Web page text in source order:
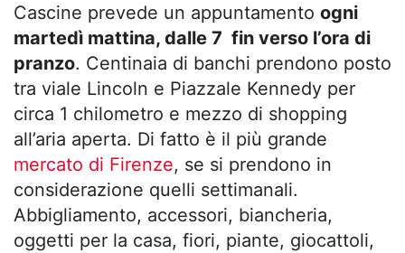
Cascine prevede un appuntamento ogni
martedì mattina, dalle 7 fin verso l’ora di
pranzo. Centinaia di banchi prendono posto
tra viale Lincoln e Piazzale Kennedy per
circa 1 chilometro e mezzo di shopping
all’aria aperta. Di fatto è il più grande
mercato di Firenze, se si prendono in
considerazione quelli settimanali.
Abbigliamento, accessori, biancheria,
oggetti per la casa, fiori, piante, giocattoli,